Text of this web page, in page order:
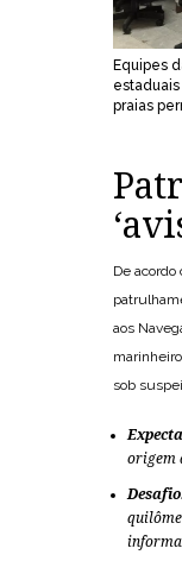
Equipes
praias
De acordo
aos
sob
origem
Desafio